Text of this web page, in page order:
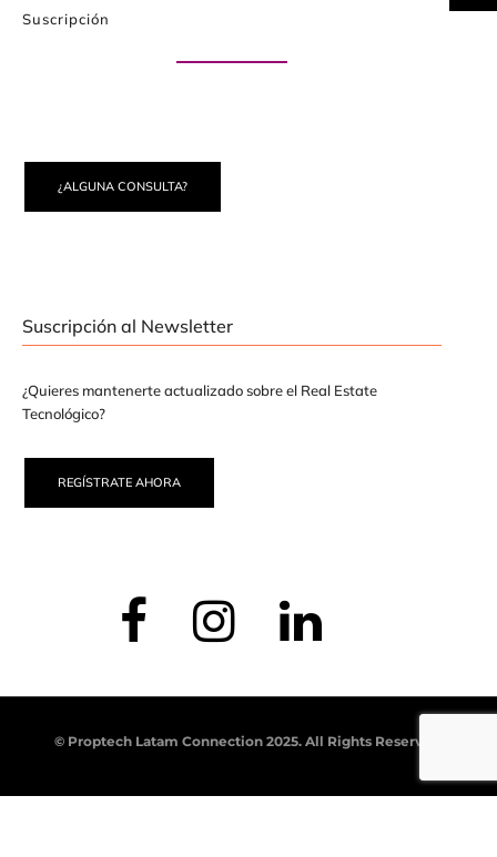
Suscripción
¿ALGUNA CONSULTA?
Suscripción al Newsletter
¿Quieres mantenerte actualizado sobre el Real Estate
Tecnológico?
REGÍSTRATE AHORA
© Proptech Latam Connection 2025. All Rights Reserved.